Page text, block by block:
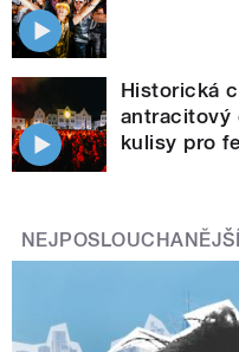
Historická
antracitový
kulisy pro
NEJPOSLOUCHANĚJŠÍ